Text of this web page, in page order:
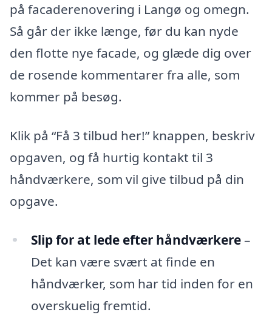
på facaderenovering i Langø og omegn.
Så går der ikke længe, før du kan nyde
den flotte nye facade, og glæde dig over
de rosende kommentarer fra alle, som
kommer på besøg.
Klik på “Få 3 tilbud her!” knappen, beskriv
opgaven, og få hurtig kontakt til 3
håndværkere, som vil give tilbud på din
opgave.
Slip for at lede efter håndværkere–
Det kan være svært at finde en
håndværker, som har tid inden for en
overskuelig fremtid.